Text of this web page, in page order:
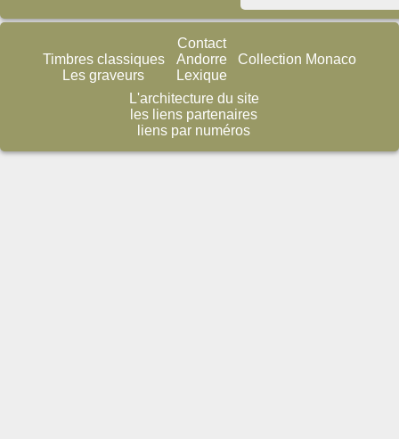
Timbres classiques
Les graveurs
Contact
Andorre
Lexique
Collection Monaco
L'architecture du site
les liens partenaires
liens par numéros